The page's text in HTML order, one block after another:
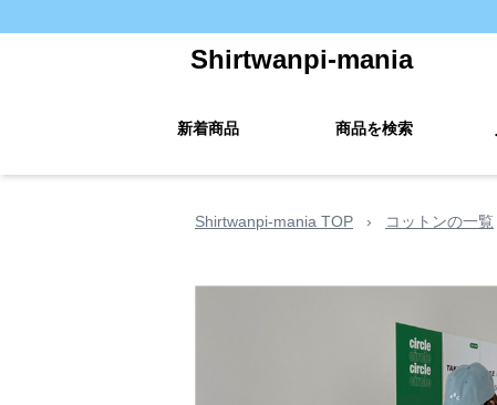
Shirtwanpi-mania
新着商品 商品を検索
Shirtwanpi-mania TOP › コットンの一覧